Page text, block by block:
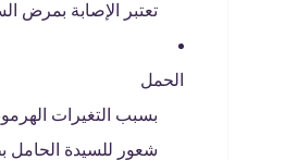
تعتبر الإصابة بمرض
الحمل
بسبب التغيرات
شعور للسيدة الحامل